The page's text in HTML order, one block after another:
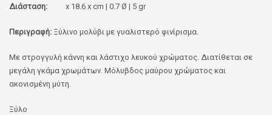
Διάσταση: x 18.6 x cm | 0.7 Ø | 5 gr
Περιγραφή: Ξύλινο μολύβι με γυαλιστερό φινίρισμα.
Με στρογγυλή κάννη και λάστιχο λευκού χρώματος. Διατίθεται σε
μεγάλη γκάμα χρωμάτων. Μόλυβδος μαύρου χρώματος και
ακονισμένη μύτη.
Ξύλο